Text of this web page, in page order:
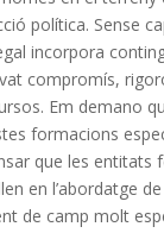
política. Sense
incorpora
compromís,
Em demano
formacions
que les entitats
en l’abordatge
de camp molt